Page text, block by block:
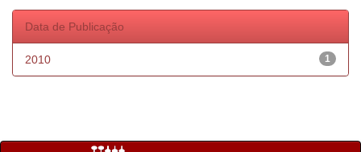
Data de Publicação
1
2010